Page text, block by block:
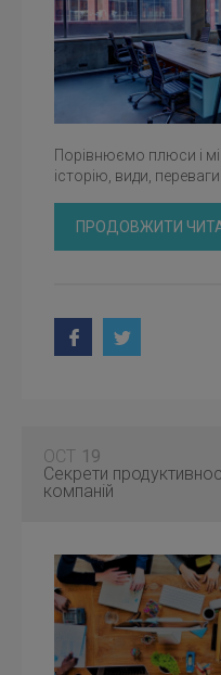
Порівнюємо плюси і
історію, види,
ПРОДОВЖИТИ
OCT 19
Секрети
компаній